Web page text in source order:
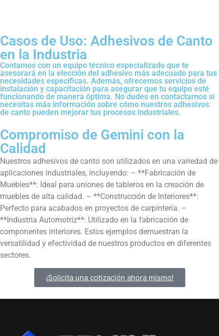
Casos de Uso: Adhesivos de Canto
en la Industria
Contamos con un equipo técnico especializado que te
asesorará en la elección del adhesivo más adecuado para tus
necesidades específicas. Además, ofrecemos servicios de
instalación y capacitación para asegurar que tu equipo esté
funcionando de manera óptima. No dudes en contactarnos si
necesitas más información sobre cómo nuestros adhesivos
de canto pueden mejorar tus procesos industriales.
Compromiso de Gemini con la
Calidad
Nuestros adhesivos de canto son utilizados en una variedad de
aplicaciones industriales, incluyendo: – **Fabricación de
Muebles**: Ideal para uniones de tableros en la creación de
muebles de alta calidad. – **Construcción de Interiores**:
Perfecto para acabados en proyectos de carpintería. –
**Industria Automotriz**: Utilizado en la fabricación de
componentes interiores. Estos ejemplos demuestran la
versatilidad y efectividad de nuestros productos en diferentes
sectores.
¡Solicita una cotización ahora mismo!